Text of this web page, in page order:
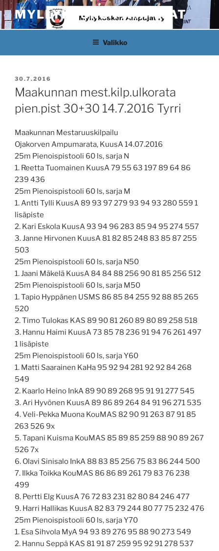
Siirry
sisältöönMYLLYKOSKEN AMPUJAT
Valikko
JULKAISTU
30.7.2016
Maakunnan mest.kilp.ulkorata
pien.pist 30+30 14.7.2016 Tyrri
Maakunnan Mestaruuskilpailu
Ojakorven Ampumarata, KuusA 14.07.2016
25m Pienoispistooli 60 ls, sarja N
1. Reetta Tuomainen KuusA 79 55 63 197 89 64 86
239 436
25m Pienoispistooli 60 ls, sarja M
1. Antti Tylli KuusA 89 93 97 279 93 94 93 280 559 1
lisäpiste
2. Kari Eskola KuusA 93 94 96 283 85 94 95 274 557
3. Janne Hirvonen KuusA 81 82 85 248 83 85 87 255
503
25m Pienoispistooli 60 ls, sarja N50
1. Jaani Mäkelä KuusA 84 84 88 256 90 81 85 256 512
25m Pienoispistooli 60 ls, sarja M50
1. Tapio Hyppänen USMS 86 85 84 255 92 88 85 265
520
2. Timo Tulokas KAS 89 90 81 260 89 80 89 258 518
3. Hannu Haimi KuusA 73 85 78 236 91 94 76 261 497
1 lisäpiste
25m Pienoispistooli 60 ls, sarja Y60
1. Matti Saarainen KaHa 95 92 94 281 92 92 84 268
549
2. Kaarlo Heino InkA 89 90 89 268 95 91 91 277 545
3. Ari Hyvönen KuusA 89 86 89 264 84 91 96 271 535
4. Veli-Pekka Muona KouMAS 82 90 91 263 87 91 85
263 526 9x
5. Tapani Kuisma KouMAS 85 89 85 259 88 90 89 267
526 7x
6. Olavi Sinisalo InkA 88 83 85 256 75 83 86 244 500
7. Ilkka Toikka KouMAS 86 86 89 261 79 83 76 238
499
8. Pertti Elg KuusA 76 72 83 231 82 80 84 246 477
9. Harri Hallikas KuusA 82 83 79 244 80 77 75 232 476
25m Pienoispistooli 60 ls, sarja Y70
1. Esa Sihvola MyA 94 93 89 276 95 88 90 273 549
2. Hannu Seppä KAS 81 91 87 259 95 92 91 278 537